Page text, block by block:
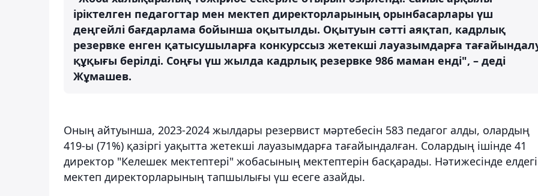
іріктелген педагогтар мен мектеп директорларының орынбасарлары үш
деңгейлі бағдарлама бойынша оқытылды. Оқытуын сәтті аяқтап, кадрлық
резервке енген қатысушыларға конкурссыз жетекші лауазымдарға
құқығы берілді. Соңғы үш жылда кадрлық резервке 986 маман енді", – деді
Жұмашев.
Оның айтуынша, 2023-2024 жылдары резервист мәртебесін 583 педагог алды, олардың
419-ы (71%) қазіргі уақытта жетекші лауазымдарға тағайындалған. Солардың ішінде 41
директор "Келешек мектептері" жобасының мектептерін басқарады. Нәтижесінде елдегі
мектеп директорларының тапшылығы үш есеге азайды.